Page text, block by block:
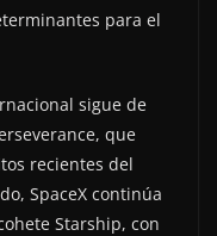
para el
sigue de
que
recientes del
SpaceX continúa
Starship, con